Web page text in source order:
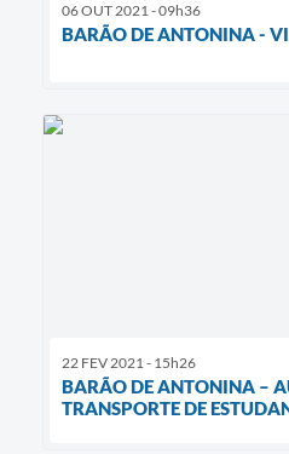
06 OUT 2021 - 09h36
BARÃO DE ANTONINA -
22 FEV 2021 - 15h26
BARÃO DE ANTONINA –
TRANSPORTE DE